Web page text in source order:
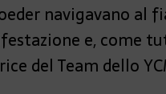
navigavano al
e, come
del Team dello